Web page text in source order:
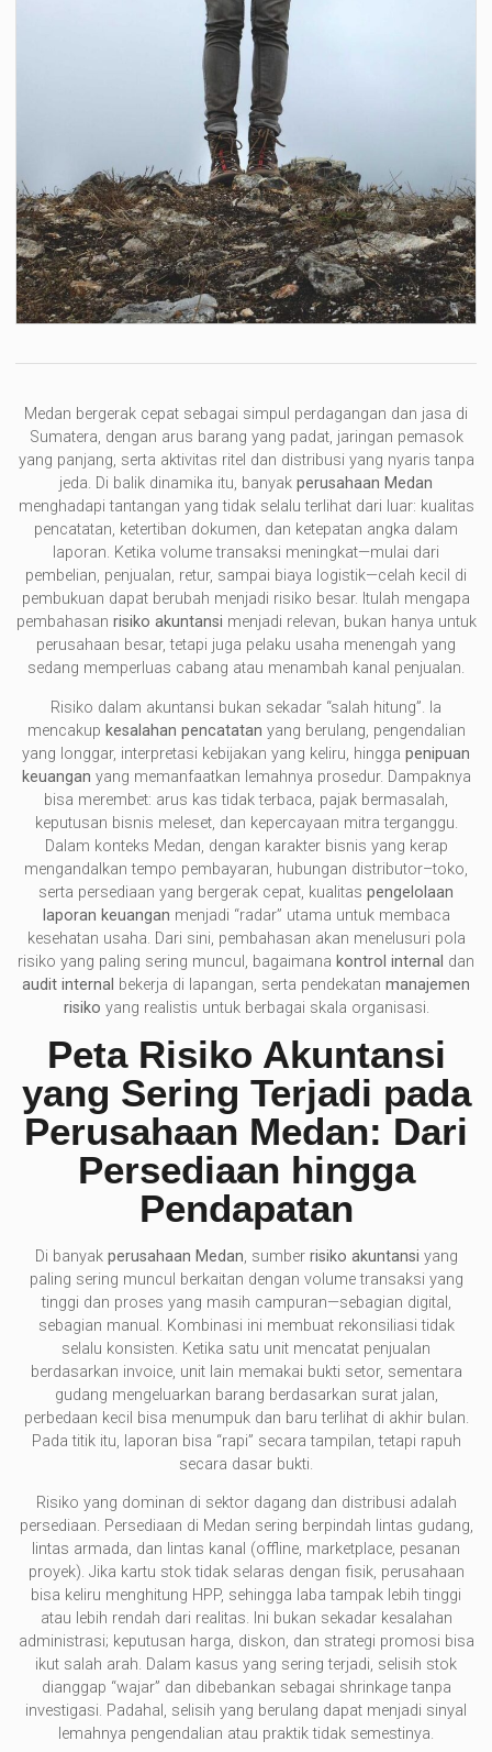
Medan bergerak cepat sebagai simpul perdagangan dan jasa di
Sumatera, dengan arus barang yang padat, jaringan pemasok
yang panjang, serta aktivitas ritel dan distribusi yang nyaris tanpa
jeda. Di balik dinamika itu, banyak perusahaan Medan
menghadapi tantangan yang tidak selalu terlihat dari luar: kualitas
pencatatan, ketertiban dokumen, dan ketepatan angka dalam
laporan. Ketika volume transaksi meningkat—mulai dari
pembelian, penjualan, retur, sampai biaya logistik—celah kecil di
pembukuan dapat berubah menjadi risiko besar. Itulah mengapa
pembahasan risiko akuntansi menjadi relevan, bukan hanya untuk
perusahaan besar, tetapi juga pelaku usaha menengah yang
sedang memperluas cabang atau menambah kanal penjualan.
Risiko dalam akuntansi bukan sekadar “salah hitung”. Ia
mencakup kesalahan pencatatan yang berulang, pengendalian
yang longgar, interpretasi kebijakan yang keliru, hingga penipuan
keuangan yang memanfaatkan lemahnya prosedur. Dampaknya
bisa merembet: arus kas tidak terbaca, pajak bermasalah,
keputusan bisnis meleset, dan kepercayaan mitra terganggu.
Dalam konteks Medan, dengan karakter bisnis yang kerap
mengandalkan tempo pembayaran, hubungan distributor–toko,
serta persediaan yang bergerak cepat, kualitas pengelolaan
laporan keuangan menjadi “radar” utama untuk membaca
kesehatan usaha. Dari sini, pembahasan akan menelusuri pola
risiko yang paling sering muncul, bagaimana kontrol internal dan
audit internal bekerja di lapangan, serta pendekatan manajemen
risiko yang realistis untuk berbagai skala organisasi.
Peta Risiko Akuntansi
yang Sering Terjadi pada
Perusahaan Medan: Dari
Persediaan hingga
Pendapatan
Di banyak perusahaan Medan, sumber risiko akuntansi yang
paling sering muncul berkaitan dengan volume transaksi yang
tinggi dan proses yang masih campuran—sebagian digital,
sebagian manual. Kombinasi ini membuat rekonsiliasi tidak
selalu konsisten. Ketika satu unit mencatat penjualan
berdasarkan invoice, unit lain memakai bukti setor, sementara
gudang mengeluarkan barang berdasarkan surat jalan,
perbedaan kecil bisa menumpuk dan baru terlihat di akhir bulan.
Pada titik itu, laporan bisa “rapi” secara tampilan, tetapi rapuh
secara dasar bukti.
Risiko yang dominan di sektor dagang dan distribusi adalah
persediaan. Persediaan di Medan sering berpindah lintas gudang,
lintas armada, dan lintas kanal (offline, marketplace, pesanan
proyek). Jika kartu stok tidak selaras dengan fisik, perusahaan
bisa keliru menghitung HPP, sehingga laba tampak lebih tinggi
atau lebih rendah dari realitas. Ini bukan sekadar kesalahan
administrasi; keputusan harga, diskon, dan strategi promosi bisa
ikut salah arah. Dalam kasus yang sering terjadi, selisih stok
dianggap “wajar” dan dibebankan sebagai shrinkage tanpa
investigasi. Padahal, selisih yang berulang dapat menjadi sinyal
lemahnya pengendalian atau praktik tidak semestinya.